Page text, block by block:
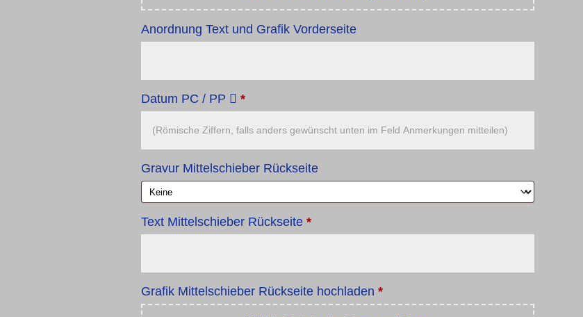
Anordnung Text und Grafik Vorderseite
Datum PC / PP *
Gravur Mittelschieber Rückseite
Text Mittelschieber Rückseite*
Grafik Mittelschieber Rückseite hochladen*